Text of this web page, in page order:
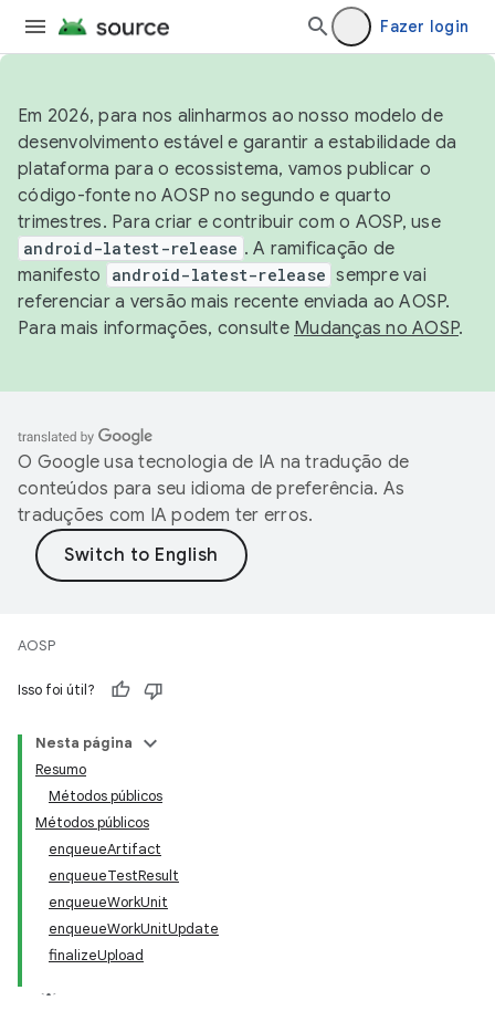
Fazer login
Em 2026, para nos alinharmos ao nosso modelo de
desenvolvimento estável e garantir a estabilidade da
plataforma para o ecossistema, vamos publicar o
código-fonte no AOSP no segundo e quarto
trimestres. Para criar e contribuir com o AOSP, use
android-latest-release . A ramificação de
manifesto
android-latest-release sempre vai
referenciar a versão mais recente enviada ao AOSP.
Para mais informações, consulte Mudanças no AOSP.
O Google usa tecnologia de IA na tradução de
conteúdos para seu idioma de preferência. As
traduções com IA podem ter erros.
AOSP
Isso foi útil?
Nesta página
Resumo
Métodos públicos
Métodos públicos
enqueueArtifact
enqueueTestResult
enqueueWorkUnit
enqueueWorkUnitUpdate
finalizeUpload